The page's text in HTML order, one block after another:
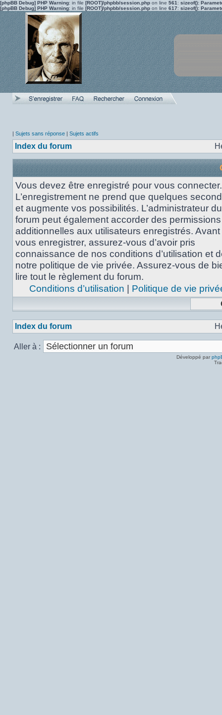
[phpBB Debug] PHP Warning: in file [ROOT]/phpbb/session.php on line 561 : sizeof():
[phpBB Debug] PHP Warning: in file [ROOT]/phpbb/session.php on line 617: sizeof():
| Sujets sans réponse | Sujets actifs
Index du forum
Vous devez être enregistré pour vous connecter.
L’enregistrement ne prend que quelques
et augmente vos possibilités. L’administrateur du
forum peut également accorder des permissions
additionnelles aux utilisateurs enregistrés.
vous enregistrer, assurez-vous d’avoir pris
connaissance de nos conditions d’utilisation et
notre politique de vie privée. Assurez-vous de
lire tout le règlement du forum.
Conditions d’utilisation | Politique de vie
Index du forum
Aller à :
Développé par